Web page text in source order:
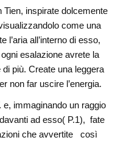
Tien, inspirate dolcemente
come una
l’aria all’interno di esso,
esalazione avrete la
più. Create una leggera
non far uscire l’energia.
e, immaginando un raggio
ad esso( P.1), fate
che avvertite così